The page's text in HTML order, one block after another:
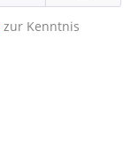
zur Kenntnis